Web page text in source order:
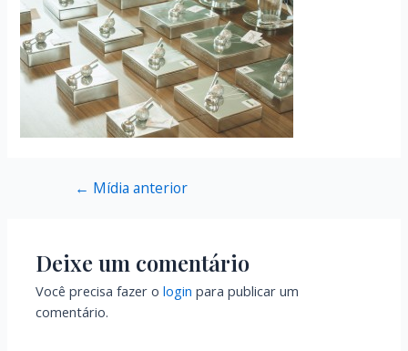
← Mídia anterior
Deixe um comentário
Você precisa fazer ologin para publicar um
comentário.